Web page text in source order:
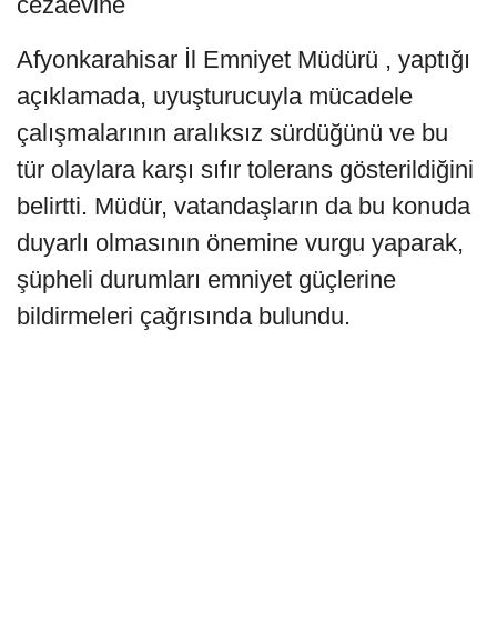
Afyonkarahisar İl Emniyet Müdürü , yaptığı
açıklamada, uyuşturucuyla mücadele
çalışmalarının aralıksız sürdüğünü ve bu
tür olaylara karşı sıfır tolerans gösterildiğini
belirtti. Müdür, vatandaşların da bu konuda
duyarlı olmasının önemine vurgu yaparak,
şüpheli durumları emniyet güçlerine
bildirmeleri çağrısında bulundu.